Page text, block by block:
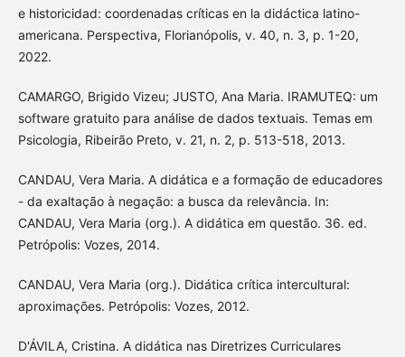
e historicidad: coordenadas críticas en la didáctica latino-
americana. Perspectiva, Florianópolis, v. 40, n. 3, p. 1-20,
2022.
CAMARGO, Brigido Vizeu; JUSTO, Ana Maria. IRAMUTEQ: um
software gratuito para análise de dados textuais. Temas em
Psicologia, Ribeirão Preto, v. 21, n. 2, p. 513-518, 2013.
CANDAU, Vera Maria. A didática e a formação de educadores
- da exaltação à negação: a busca da relevância. In:
CANDAU, Vera Maria (org.). A didática em questão. 36. ed.
Petrópolis: Vozes, 2014.
CANDAU, Vera Maria (org.). Didática crítica intercultural:
aproximações. Petrópolis: Vozes, 2012.
D'ÁVILA, Cristina. A didática nas Diretrizes Curriculares